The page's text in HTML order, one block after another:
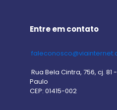
Entre em contato
Rua Bela Cintra, 756, cj.
Paulo
CEP: 01415-002